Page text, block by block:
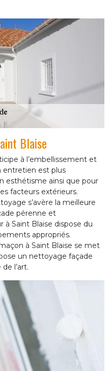
Blaise
à l’embellissement et
entretien est plus
esthétisme ainsi que pour
facteurs extérieurs.
s’avère la meilleure
pérenne et
Saint Blaise dispose du
appropriés.
à Saint Blaise se met
un nettoyage façade
l’art.